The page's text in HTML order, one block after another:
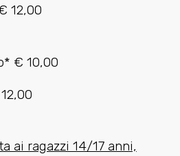
Nord € 12,00
€ 10,00
€ 12,00
ai ragazzi 14/17 anni,